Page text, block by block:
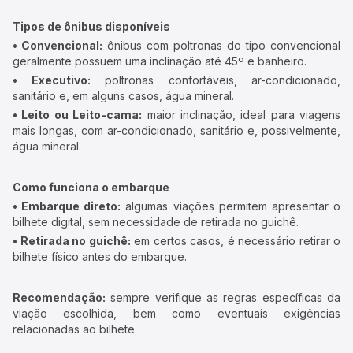
Tipos de ônibus disponíveis
• Convencional: ônibus com poltronas do tipo convencional
geralmente possuem uma inclinação até 45º e banheiro.
• Executivo: poltronas confortáveis, ar-condicionado,
sanitário e, em alguns casos, água mineral.
• Leito ou Leito-cama: maior inclinação, ideal para viagens
mais longas, com ar-condicionado, sanitário e, possivelmente,
água mineral.
Como funciona o embarque
• Embarque direto: algumas viações permitem apresentar o
bilhete digital, sem necessidade de retirada no guichê.
• Retirada no guichê: em certos casos, é necessário retirar o
bilhete físico antes do embarque.
Recomendação: sempre verifique as regras específicas da
viação escolhida, bem como eventuais exigências
relacionadas ao bilhete.